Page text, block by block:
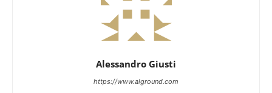
Alessandro Giusti
https://www.alground.com